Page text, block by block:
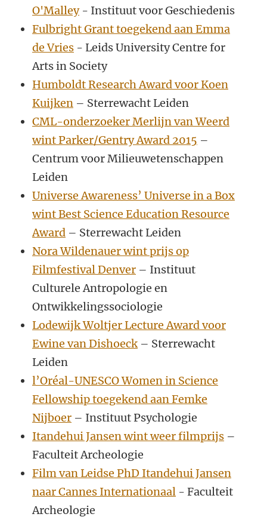
O'Malley- Instituut voor Geschiedenis
Fulbright Grant toegekend aan Emma
de Vries - Leids University Centre for
Arts in Society
Humboldt Research Award voor Koen
Kuijken – Sterrewacht Leiden
CML-onderzoeker Merlijn van Weerd
wint Parker/Gentry Award 2015 –
Centrum voor Milieuwetenschappen
Leiden
Universe Awareness’ Universe in a Box
wint Best Science Education Resource
Award – Sterrewacht Leiden
Nora Wildenauer wint prijs op
Filmfestival Denver – Instituut
Culturele Antropologie en
Ontwikkelingssociologie
Lodewijk Woltjer Lecture Award voor
Ewine van Dishoeck– Sterrewacht
Leiden
l’Oréal-UNESCO Women in Science
Fellowship toegekend aan Femke
Nijboer – Instituut Psychologie
Itandehui Jansen wint weer filmprijs –
Faculteit Archeologie
Film van Leidse PhD Itandehui Jansen
naar Cannes Internationaal - Faculteit
Archeologie